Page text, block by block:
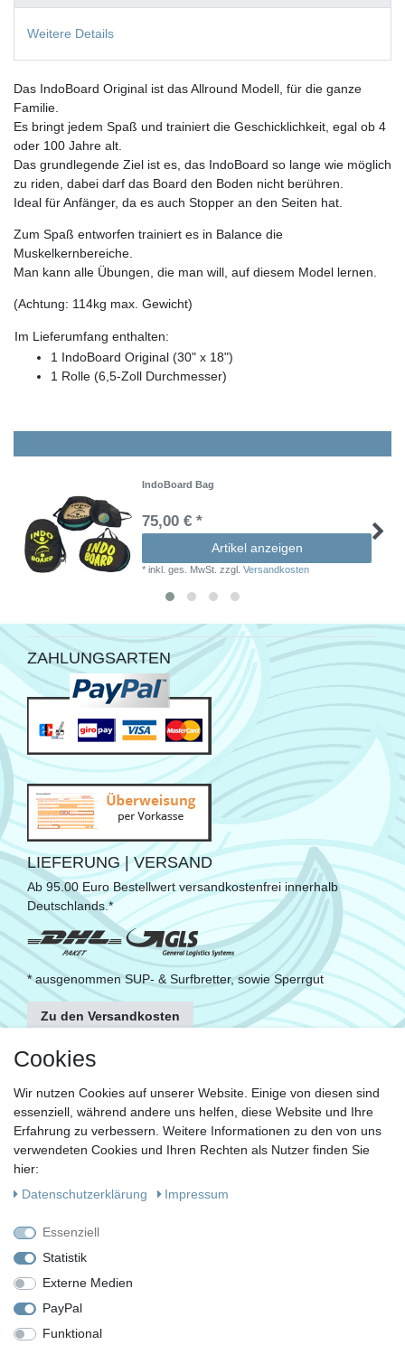
Weitere Details
Das IndoBoard Original ist das Allround Modell, für die ganze
Familie.
Es bringt jedem Spaß und trainiert die Geschicklichkeit, egal ob 4
oder 100 Jahre alt.
Das grundlegende Ziel ist es, das IndoBoard so lange wie möglich
zu riden, dabei darf das Board den Boden nicht berühren.
Ideal für Anfänger, da es auch Stopper an den Seiten hat.
Zum Spaß entworfen trainiert es in Balance die
Muskelkernbereiche.
Man kann alle Übungen, die man will, auf diesem Model lernen.
(Achtung: 114kg max. Gewicht)
Im Lieferumfang enthalten:
1 IndoBoard Original (30" x 18")
1 Rolle (6,5-Zoll Durchmesser)
IndoBoard Bag
75,00 € *
Artikel anzeigen
*inkl. ges. MwSt. zzgl.Versandkosten
ZAHLUNGSARTEN
LIEFERUNG | VERSAND
Ab 95.00 Euro Bestellwert versandkostenfrei innerhalb
Deutschlands.*
* ausgenommen SUP- & Surfbretter, sowie Sperrgut
Zu den Versandkosten
FOLGE UNS
KONTAKT
Fragen?
Ruf uns an, mein Team und ich helfen Dir gerne.
oder
Schreib uns eine E-Mail
Cookies
Wir nutzen Cookies auf unserer Website. Einige von diesen sind
essenziell, während andere uns helfen, diese Website und Ihre
Erfahrung zu verbessern. Weitere Informationen zu den von uns
verwendeten Cookies und Ihren Rechten als Nutzer finden Sie
hier:
Daten­schutz­erklärung
Impressum
Essenziell
Statistik
Externe Medien
PayPal
Funktional